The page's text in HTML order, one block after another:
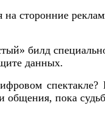
на сторонние
билд
данных.
спектакле?
общения, пока